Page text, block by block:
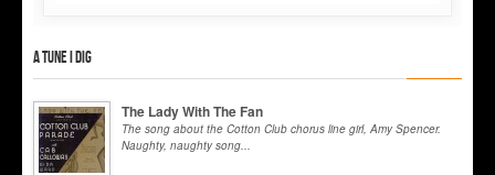
A tune I dig
The Lady With The Fan
The song about the Cotton Club chorus line girl, Amy Spencer.
Naughty, naughty song...